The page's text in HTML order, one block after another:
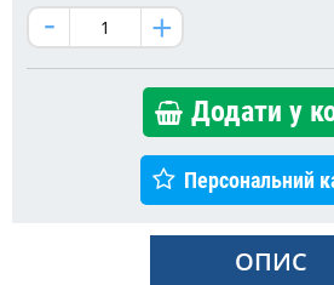
Додати у
Персональний
ОПИС